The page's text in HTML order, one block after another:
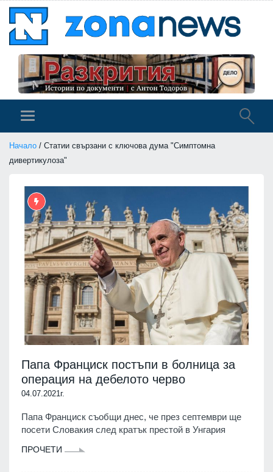
Начало / Статии свързани с ключова дума "Симптомна
дивертикулоза"
Папа Франциск постъпи в болница за
операция на дебелото черво
04.07.2021г.
Папа Франциск съобщи днес, че през септември ще
посети Словакия след кратък престой в Унгария
ПРОЧЕТИ